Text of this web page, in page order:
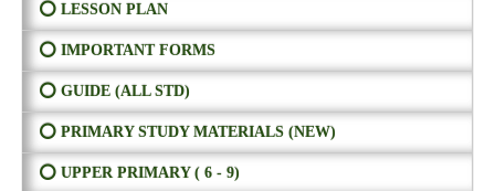
⭕ LESSON PLAN
⭕ IMPORTANT FORMS
⭕ GUIDE (ALL STD)
⭕ PRIMARY STUDY MATERIALS (NEW)
⭕ UPPER PRIMARY ( 6 - 9)